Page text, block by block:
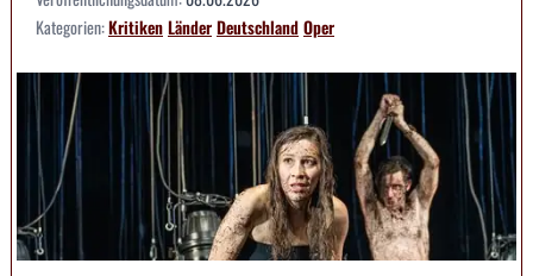
Kategorien:KritikenLänderDeutschlandOper